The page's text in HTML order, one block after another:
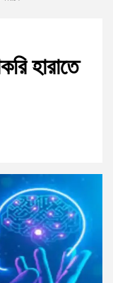
হারাতে